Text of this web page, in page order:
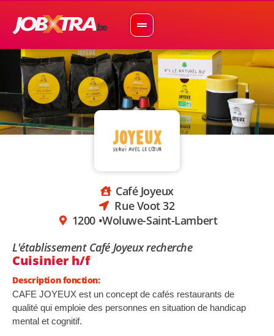
Café Joyeux
Rue Voot 32
1200 •Woluwe-Saint-Lambert
L'établissement Café Joyeux recherche
Cuisinier h/f
Description fonction:
CAFE JOYEUX est un concept de cafés restaurants de
qualité qui emploie des personnes en situation de handicap
mental et cognitif.